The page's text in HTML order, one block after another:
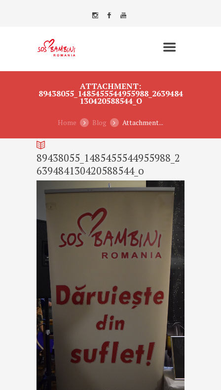
ATTACHMENT:
89438055_1485455544955988_2639484
130420588544_O
Home Blog Attachment...
89438055_1485455544955988_2
639484130420588544_o